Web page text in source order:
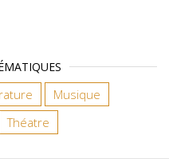
Musique
Théatre